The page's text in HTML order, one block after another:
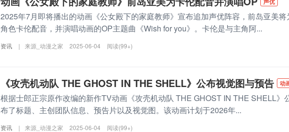
2025年7月即将播出的动画《公女殿下的家庭教师》宣布追加声优阵容，前岛亚美将
角色卡伦配音，并演唱动画的OP主题曲《Wish for you》。卡伦是与主角阿...
资讯 | 来源_动漫之家 2025-06-04 阅读(99+)
《攻壳机动队 THE GHOST IN THE SHELL》公布视觉图与预告 动
根据士郎正宗原作改编的新作TV动画《攻壳机动队 THE GHOST IN THE SHELL》
布了标题、主创团队信息、预告片以及视觉图。该动画计划于2026年...
资讯 | 来源_动漫之家 2025-06-04 阅读(99+)